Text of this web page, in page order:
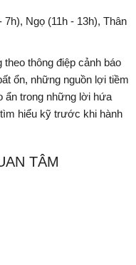
Ngọ (11h - 13h), Thân
theo thông điệp cảnh báo
ổn, những nguồn lợi tiềm
ẩn trong những lời hứa
hiểu kỹ trước khi hành
TÂM